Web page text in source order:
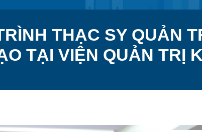
THẠC SY QUẢN
TẠI VIỆN QUẢN TRỊ